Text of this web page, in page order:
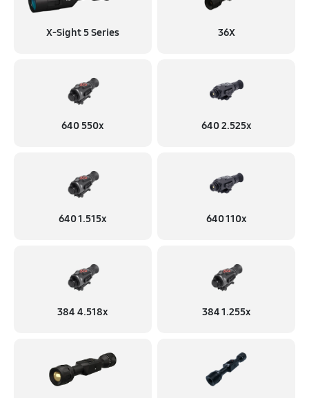
X‑Sight 5 Series 36X
640 550x 640 2.525x
640 1.515x 640 110x
384 4.518x 384 1.255х